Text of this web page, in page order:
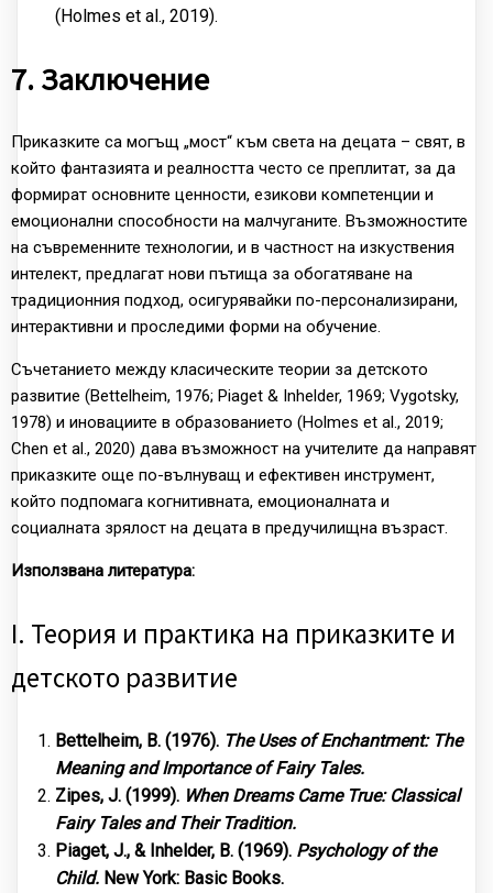
(Holmes et al., 2019).
7. Заключение
Приказките са могъщ „мост“ към света на децата – свят, в
който фантазията и реалността често се преплитат, за да
формират основните ценности, езикови компетенции и
емоционални способности на малчуганите. Възможностите
на съвременните технологии, и в частност на изкуствения
интелект, предлагат нови пътища за обогатяване на
традиционния подход, осигурявайки по-персонализирани,
интерактивни и проследими форми на обучение.
Съчетанието между класическите теории за детското
развитие (Bettelheim, 1976; Piaget & Inhelder, 1969; Vygotsky,
1978) и иновациите в образованието (Holmes et al., 2019;
Chen et al., 2020) дава възможност на учителите да направят
приказките още по-вълнуващ и ефективен инструмент,
който подпомага когнитивната, емоционалната и
социалната зрялост на децата в предучилищна възраст.
Използвана литература:
I. Теория и практика на приказките и
детското развитие
Bettelheim, B. (1976). The Uses of Enchantment: The
Meaning and Importance of Fairy Tales.
Zipes, J. (1999). When Dreams Came True: Classical
Fairy Tales and Their Tradition.
Piaget, J., & Inhelder, B. (1969). Psychology of the
Child. New York: Basic Books.